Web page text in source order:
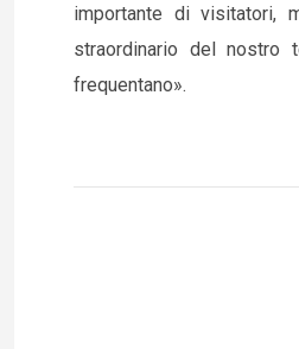
importante di visitatori,
straordinario del nostro
frequentano».